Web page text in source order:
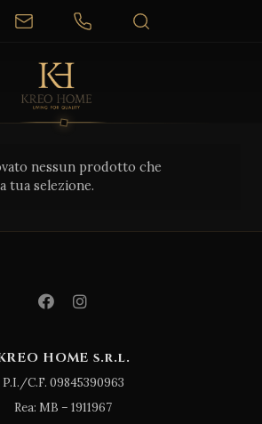
nessun prodotto che
tua selezione.
HOME s.r.l.
P.I./C.F. 09845390963
Rea: MB – 1911967